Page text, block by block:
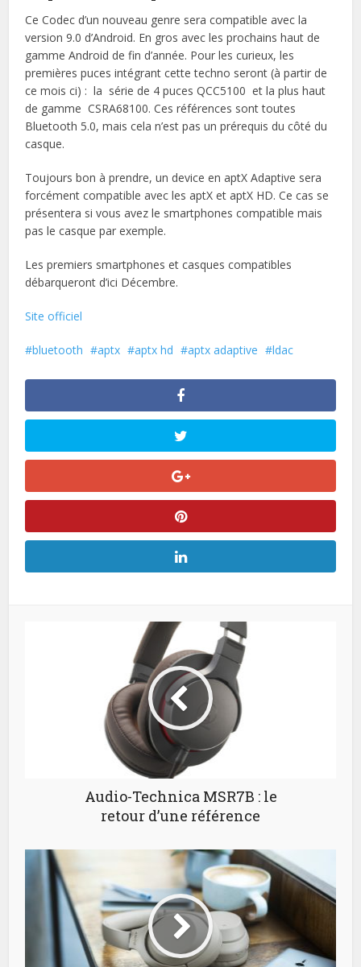
Ce Codec d’un nouveau genre sera compatible avec la
version 9.0 d’Android. En gros avec les prochains haut de
gamme Android de fin d’année. Pour les curieux, les
premières puces intégrant cette techno seront (à partir de
ce mois ci) : la série de 4 puces QCC5100 et la plus haut
de gamme CSRA68100. Ces références sont toutes
Bluetooth 5.0, mais cela n’est pas un prérequis du côté du
casque.
Toujours bon à prendre, un device en aptX Adaptive sera
forcément compatible avec les aptX et aptX HD. Ce cas se
présentera si vous avez le smartphones compatible mais
pas le casque par exemple.
Les premiers smartphones et casques compatibles
débarqueront d’ici Décembre.
Site officiel
bluetooth aptx aptx hd aptx adaptive ldac
Audio-Technica MSR7B : le
retour d’une référence